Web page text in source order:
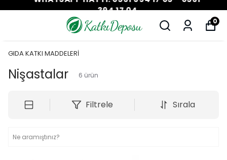
394 17 04
0
GIDA KATKI MADDELERİ
Nişastalar 6 ürün
Filtrele Sırala